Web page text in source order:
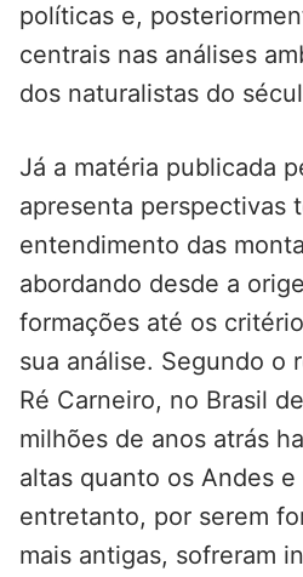
políticas e,
centrais nas análises
dos naturalistas do
Já a matéria publicada
apresenta perspectivas
entendimento das
abordando desde a
formações até os
sua análise. Segundo o
Ré Carneiro, no Brasil
milhões de anos atrás
altas quanto os Andes
entretanto, por serem
mais antigas, sofreram